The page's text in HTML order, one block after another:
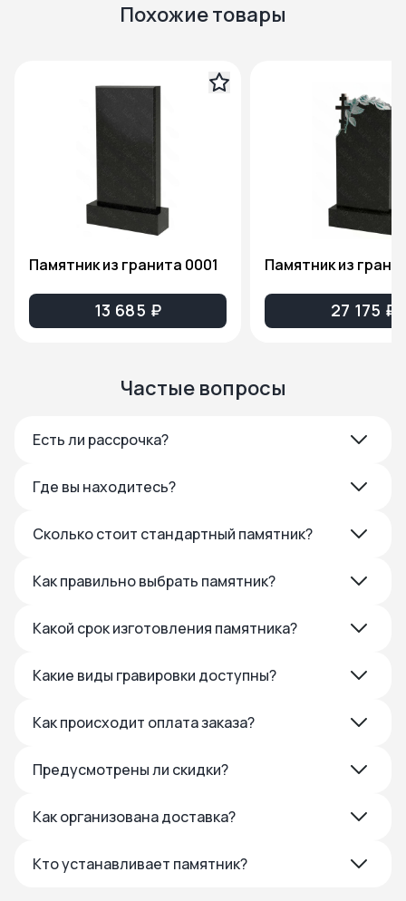
Похожие товары
Памятник из гранита 0001
13 685 ₽ 27 175 ₽
Частые вопросы
Есть ли рассрочка?
Где вы находитесь?
Сколько стоит стандартный памятник?
Как правильно выбрать памятник?
Какой срок изготовления памятника?
Какие виды гравировки доступны?
Как происходит оплата заказа?
Предусмотрены ли скидки?
Как организована доставка?
Кто устанавливает памятник?